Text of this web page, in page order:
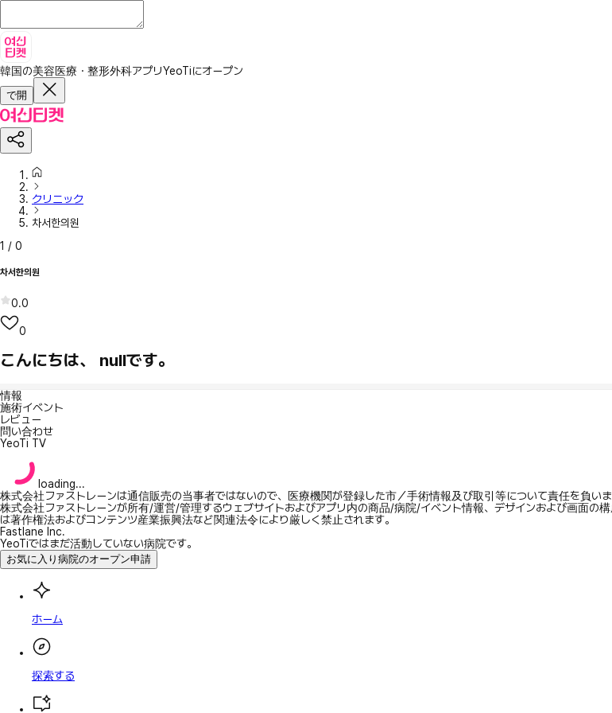
韓国の美容医療・整形外科アプリYeoTiにオープン
で開
クリニック
차서한의원
1 / 0
차서한의원
0.0
0
こんにちは、 nullです。
情報
施術イベント
レビュー
問い合わせ
YeoTi TV
loading...
株式会社ファストレーンは通信販売の当事者ではないので、医療機関が登録した市／手術情報及び取引等について責任を負いま
株式会社ファストレーンが所有/運営/管理するウェブサイトおよびアプリ内の商品/病院/イベント情報、デザインおよび画面の
は著作権法およびコンテンツ産業振興法など関連法令により厳しく禁止されます。
Fastlane Inc.
YeoTiではまだ活動していない病院です。
お気に入り病院のオープン申請
ホーム
探索する